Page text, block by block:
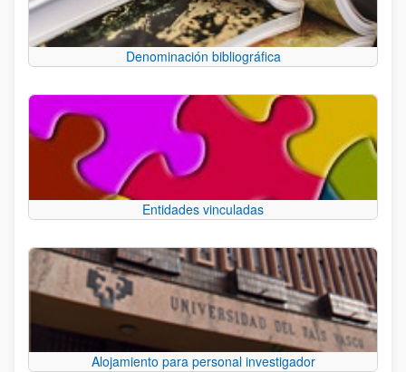
Denominación bibliográfica
Entidades vinculadas
Alojamiento para personal investigador